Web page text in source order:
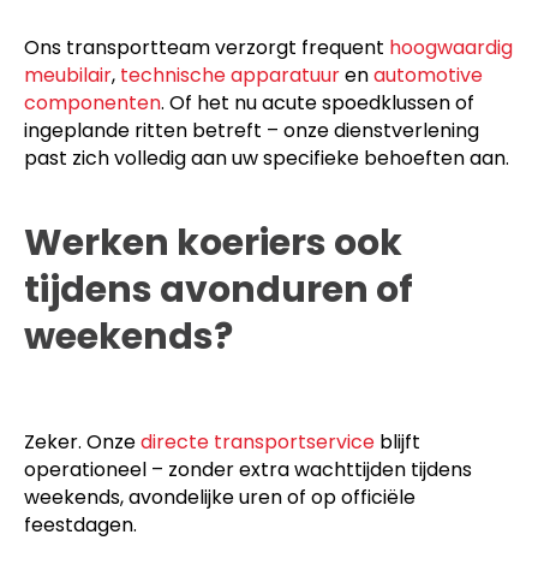
Ons transportteam verzorgt frequent hoogwaardig
meubilair, technische apparatuurenautomotive
componenten. Of het nu acute spoedklussen of
ingeplande ritten betreft – onze dienstverlening
past zich volledig aan uw specifieke behoeften aan.
Werken koeriers ook
tijdens avonduren of
weekends?
Zeker. Onzedirecte transportservice blijft
operationeel – zonder extra wachttijden tijdens
weekends, avondelijke uren of op officiële
feestdagen.